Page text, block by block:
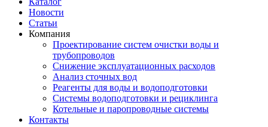
Новости
Статьи
Компания
Проектирование систем очистки воды и
трубопроводов
Снижение эксплуатационных расходов
Анализ сточных вод
Реагенты для воды и водоподготовки
Системы водоподготовки и рециклинга
Котельные и паропроводные системы
Контакты